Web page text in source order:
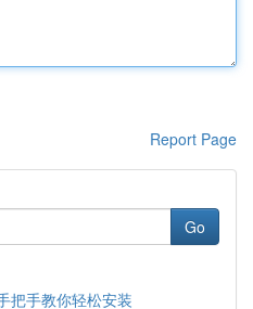
Report Page
Go
把手教你轻松安装